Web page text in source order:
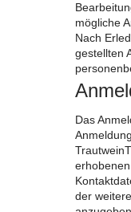
mögliche
Nach
gestellten
Das
der